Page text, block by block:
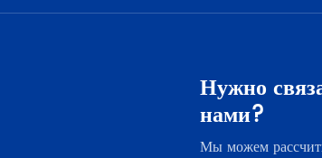
Нужно
нами?
Мы можем